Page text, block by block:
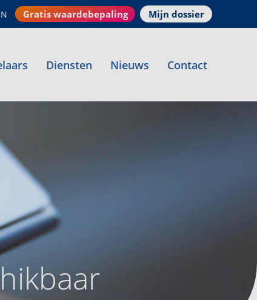
Gratis waardebepaling Mijn dossier
Diensten Nieuws Contact